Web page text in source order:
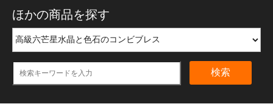
ほかの商品を探す
検索